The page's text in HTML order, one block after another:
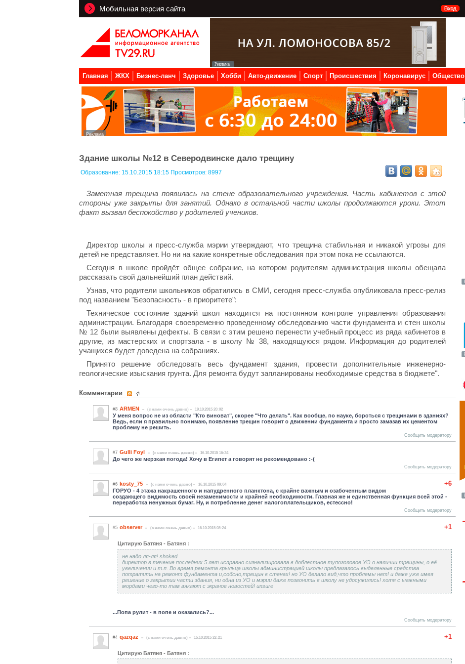
Мобильная версия сайта
Главная ЖКХ Бизнес-ланч Здоровье Хобби Авто-движение Спорт Происшествия Коронавирус Общество
Здание школы №12 в Северодвинске дало трещину
Образование: 15.10.2015 18:15 Просмотров: 8997
Заметная трещина появилась на стене образовательного учреждения. Часть кабинетов с этой
стороны уже закрыты для занятий. Однако в остальной части школы продолжаются уроки. Этот
факт вызвал беспокойство у родителей учеников.
Директор школы и пресс-служба мэрии утверждают, что трещина стабильная и никакой угрозы для
детей не представляет. Но ни на какие конкретные обследования при этом пока не ссылаются.
Сегодня в школе пройдёт общее собрание, на котором родителям администрация школы обещала
рассказать свой дальнейший план действий.
Узнав, что родители школьников обратились в СМИ, сегодня пресс-служба опубликовала пресс-релиз
под названием "Безопасность - в приоритете":
Техническое состояние зданий школ находится на постоянном контроле управления образования
администрации. Благодаря своевременно проведенному обследованию части фундамента и стен школы
№ 12 были выявлены дефекты. В связи с этим решено перенести учебный процесс из ряда кабинетов в
другие, из мастерских и спортзала - в школу № 38, находящуюся рядом. Информация до родителей
учащихся будет доведена на собраниях.
Принято решение обследовать весь фундамент здания, провести дополнительные инженерно-
геологические изыскания грунта. Для ремонта будут запланированы необходимые средства в бюджете".
Комментарии
#8 ARMEN (c нами очень давно) 19.10.2015 20:02
У меня вопрос не из области "Кто виноват", скорее "Что делать". Как вообще, по науке, бороться с трещинами в зданиях?
Ведь, если я правильно понимаю, появление трещин говорит о движении фундамента и просто замазав их цементом
проблему не решить.
Сообщить модератору
#7 Gulli Foyl (c нами очень давно) 16.10.2015 16:34
До чего же мерзкая погода! Хочу в Египет а говорят не рекомендовано :-(
Сообщить модератору
+6
#6 kosty_75 (c нами очень давно) 16.10.2015 09:04
ГОРУО - 4 этажа накрашенного и напудренного планктона, с крайне важным и озабоченным видом
создающего видимость своей незаменимости и крайней необходимости. Главная же и единственная функция всей этой -
переработка ненужных бумаг. Ну, и потребление денег налогоплательщиков, естессно!
Сообщить модератору
+1
#5 observer (c нами очень давно) 16.10.2015 08:24
Цитирую Батяня - Батяня :
не надо ля-ля! shoked
директор в течение последних 5 лет исправно сигнализировала в доблестное тупоголовое УО о наличии трещины, о её
увеличении и т.п. Во время ремонта крыльца школы администрацией школы предлагалось выделенные средства
потратить на ремонт фундамента и,собсно,трещин в стенах! но УО делало вид,что проблемы нет! и даже уже имея
решение о закрытии части здания, ни одна из УО и мэрии даже позвонить в школу не удосужились! хотя с ыажными
мордами чего-то там вякают с экранов новостей! unsure
...Попа рулит - в попе и оказались?...
Сообщить модератору
+1
#4 qazqaz (c нами очень давно) 15.10.2015 22:21
Цитирую Батяня - Батяня :